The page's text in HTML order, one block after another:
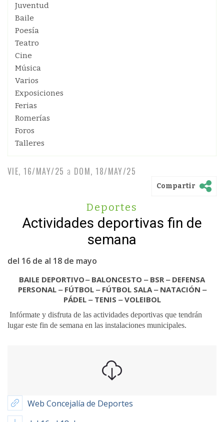
Juventud
Baile
Poesía
Teatro
Cine
Música
Varios
Exposiciones
Ferias
Romerías
Foros
Talleres
VIE, 16/MAY/25 a DOM, 18/MAY/25
Compartir
Deportes
Actividades deportivas fin de
semana
del 16 de al 18 de mayo
BAILE DEPORTIVO ‒ BALONCESTO ‒ BSR ‒ DEFENSA
PERSONAL ‒ FÚTBOL ‒ FÚTBOL SALA ‒ NATACIÓN ‒
PÁDEL ‒ TENIS ‒ VOLEIBOL
Infórmate y disfruta de las actividades deportivas que tendrán
lugar este fin de semana en las instalaciones municipales.
Web Concejalía de Deportes